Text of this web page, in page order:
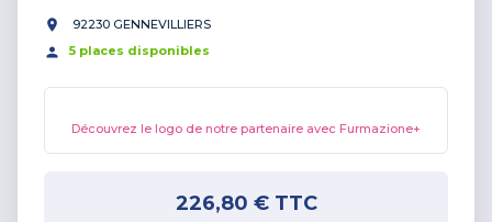
92230 GENNEVILLIERS
5 places disponibles
Découvrez le logo de notre partenaire avec Furmazione+
226,80 €TTC